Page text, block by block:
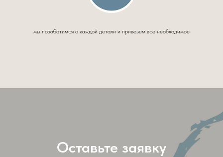
мы позаботимся о каждой детали и привезем все необходимое
Оставьте заявку